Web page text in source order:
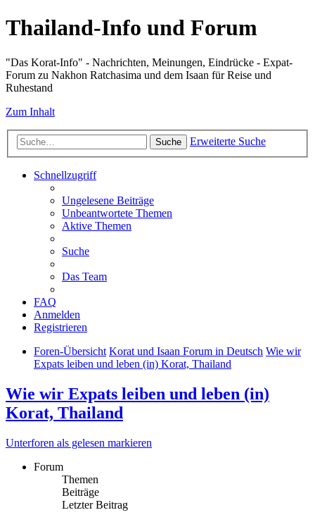
Thailand-Info und Forum
"Das Korat-Info" - Nachrichten, Meinungen, Eindrücke - Expat-
Forum zu Nakhon Ratchasima und dem Isaan für Reise und
Ruhestand
Zum Inhalt
Suche Erweiterte Suche
Schnellzugriff
Ungelesene Beiträge
Unbeantwortete Themen
Aktive Themen
Suche
Das Team
FAQ
Anmelden
Registrieren
Foren-Übersicht Korat und Isaan Forum in Deutsch Wie wir
Expats leiben und leben (in) Korat, Thailand
Wie wir Expats leiben und leben (in)
Korat, Thailand
Unterforen als gelesen markieren
Forum
Themen
Beiträge
Letzter Beitrag